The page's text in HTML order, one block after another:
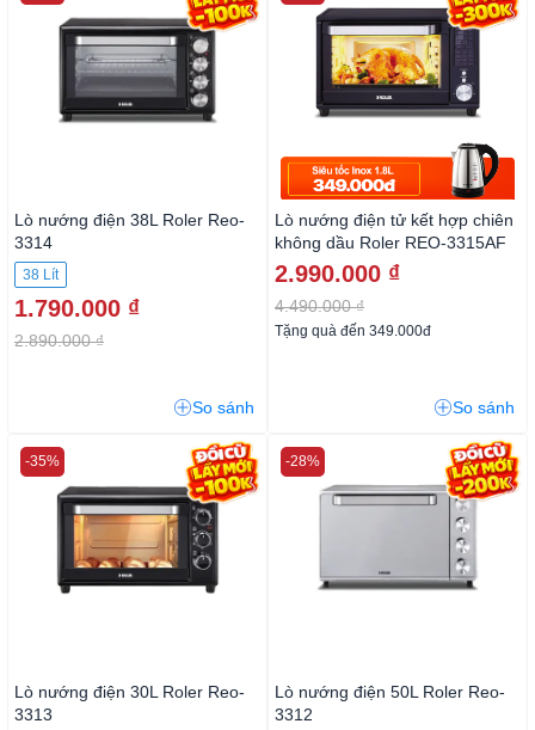
Lò nướng điện 38L Roler Reo-
3314
38 Lít
1.790.000 ₫
2.890.000 ₫
So sánh
Lò nướng điện tử kết hợp chiên
không dầu Roler REO-3315AF
(28L, 2000W)
2.990.000 ₫
4.490.000 ₫
Tặng quà đến 349.000đ
So sánh
Lò nướng điện 30L Roler Reo-
3313
-35%
Lò nướng điện 50L Roler Reo-
3312
-28%